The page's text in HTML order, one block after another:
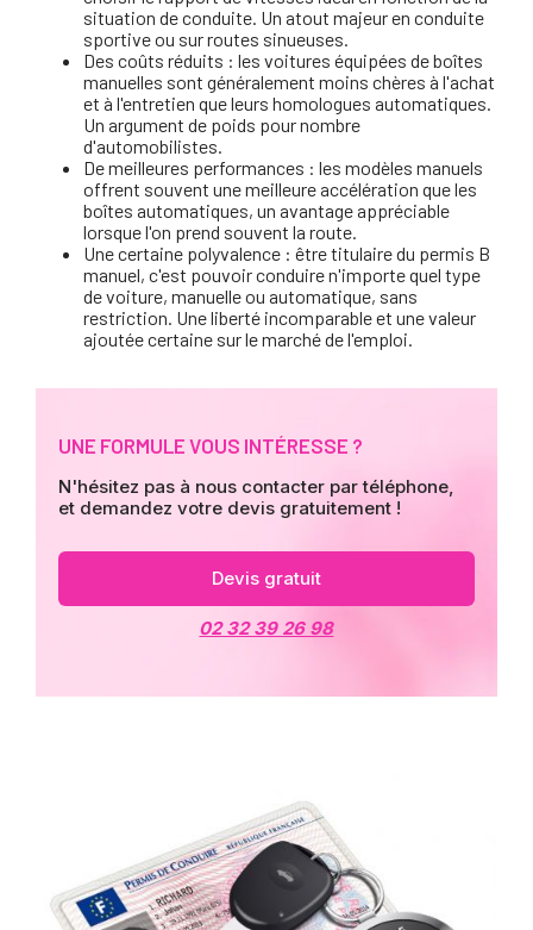
situation de conduite. Un atout majeur en conduite
sportive ou sur routes sinueuses.
Des coûts réduits : les voitures équipées de boîtes
manuelles sont généralement moins chères à l'achat
et à l'entretien que leurs homologues automatiques.
Un argument de poids pour nombre
d'automobilistes.
De meilleures performances : les modèles manuels
offrent souvent une meilleure accélération que les
boîtes automatiques, un avantage appréciable
lorsque l'on prend souvent la route.
Une certaine polyvalence : être titulaire du permis B
manuel, c'est pouvoir conduire n'importe quel type
de voiture, manuelle ou automatique, sans
restriction. Une liberté incomparable et une valeur
ajoutée certaine sur le marché de l'emploi.
UNE FORMULE VOUS INTÉRESSE ?
N'hésitez pas à nous contacter par téléphone,
et demandez votre devis gratuitement !
Devis gratuit
02 32 39 26 98